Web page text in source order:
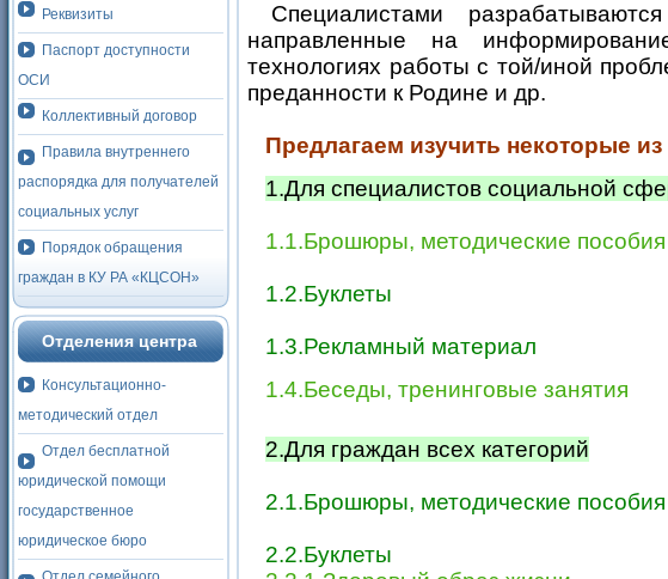
Реквизиты
Паспорт доступности
ОСИ
Коллективный договор
Правила внутреннего
распорядка для получателей
социальных услуг
Порядок обращения
граждан в КУ РА «КЦСОН»
Отделения центра
Консультационно-
методический отдел
Отдел бесплатной
юридической помощи
государственное
юридическое бюро
Специалистами
направленные на
технологиях работы с той/иной
преданности к Родине и др.
Предлагаем изучить некоторые из
1.Для специалистов социальной
1.1.Брошюры, методические пособия
1.2.Буклеты
1.3.Рекламный материал
1.4.Беседы, тренинговые занятия
2.Для граждан всех категорий
2.1.Брошюры, методические пособия
2.2.Буклеты